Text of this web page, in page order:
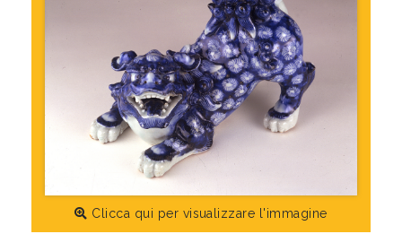
Clicca qui per visualizzare l'immagine